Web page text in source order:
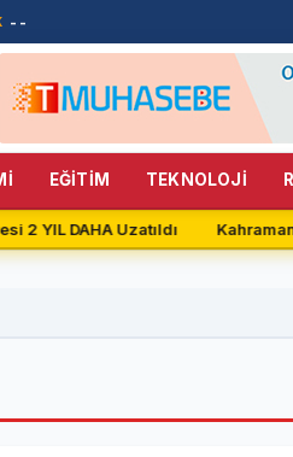
--
EĞİTİM TEKNOLOJİ
2 YIL DAHA Uzatıldı